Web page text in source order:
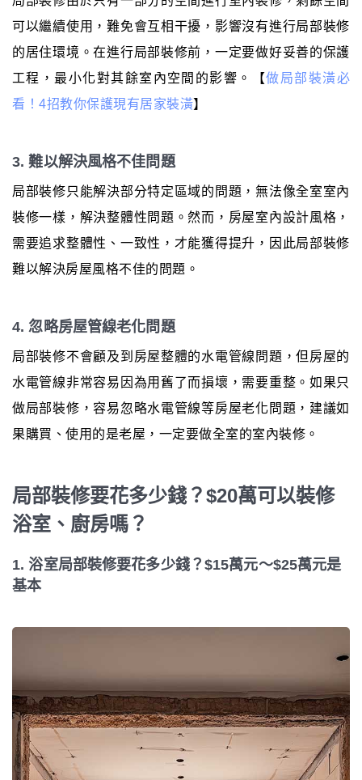
可以繼續使用，難免會互相干擾，影響沒有進行局部裝修
的居住環境。在進行局部裝修前，一定要做好妥善的保護
工程，最小化對其餘室內空間的影響。【做局部裝潢必
看！4招教你保護現有居家裝潢】
3. 難以解決風格不佳問題
局部裝修只能解決部分特定區域的問題，無法像全室室內
裝修一樣，解決整體性問題。然而，房屋室內設計風格，
需要追求整體性、一致性，才能獲得提升，因此局部裝修
難以解決房屋風格不佳的問題。
4. 忽略房屋管線老化問題
局部裝修不會顧及到房屋整體的水電管線問題，但房屋的
水電管線非常容易因為用舊了而損壞，需要重整。如果只
做局部裝修，容易忽略水電管線等房屋老化問題，建議如
果購買、使用的是老屋，一定要做全室的室內裝修。
局部裝修要花多少錢？$20萬可以裝修
浴室、廚房嗎？
1. 浴室局部裝修要花多少錢？$15萬元～$25萬元是
基本